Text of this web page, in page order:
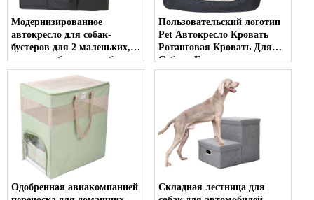
Модернизированное
автокресло для собак-
бустеров для 2 маленьких,
средних и больших собак,
высокое автокресло для
домашних животных,
кровать для собак
Пользовательский логотип
Pet Автокресло Кровать
Ротанговая Кровать Для
Собаки Безопасность
Большой Размер Кровать
Для Собаки Для
Автомобиля
Одобренная авиакомпанией
Складная лестница для